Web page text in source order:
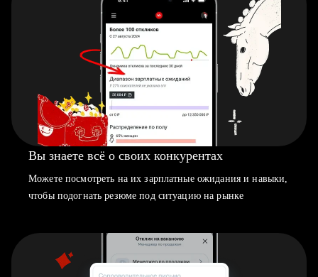
Вы знаете всё о своих конкурентах
Можете посмотреть на их зарплатные ожидания и навыки,
чтобы подогнать резюме под ситуацию на рынке